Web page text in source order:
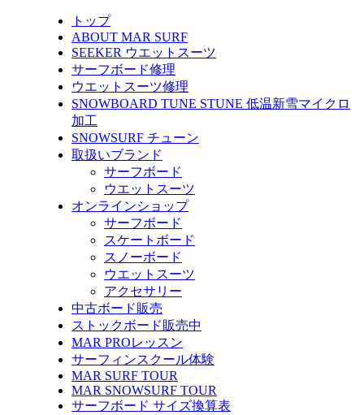
トップ
ABOUT MAR SURF
SEEKER ウエットスーツ
サーフボード修理
ウエットスーツ修理
SNOWBOARD TUNE STUNE 低温新雪マイクロ
加工
SNOWSURF チューン
取扱いブランド
サーフボード
ウエットスーツ
オンラインショップ
サーフボード
スケートボード
スノーボード
ウエットスーツ
アクセサリー
中古ボード販売
ストックボード販売中
MAR PROレッスン
サーフィンスクール体験
MAR SURF TOUR
MAR SNOWSURF TOUR
サーフボード サイズ換算表